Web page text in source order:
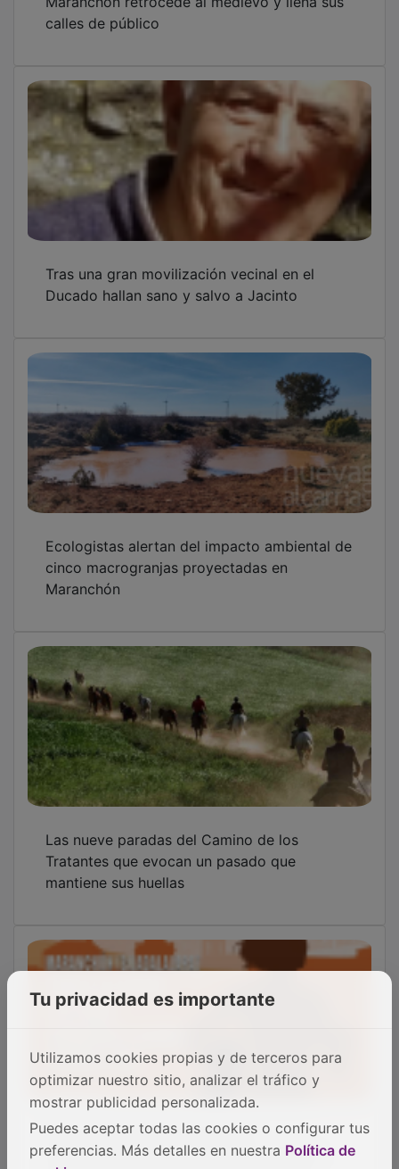
calles de público
Ducado hallan sano y salvo a Jacinto
cinco macrogranjas proyectadas en
Maranchón
Tratantes que evocan un pasado que
mantiene sus huellas
Cerca de un millar de personas
desembarcarán en Maranchón el sábado
para hacer deporte junto a Ana Lozano
Tu privacidad es importante
Utilizamos cookies propias y de terceros para
optimizar nuestro sitio, analizar el tráfico y
mostrar publicidad personalizada.
Puedes aceptar todas las cookies o configurar tus
preferencias. Más detalles en nuestra Política de